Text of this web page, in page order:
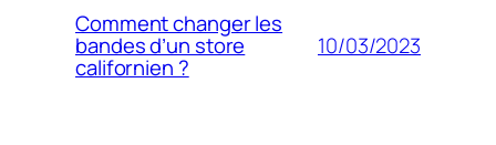
Comment changer les
bandes d’un store
californien ?
10/03/2023